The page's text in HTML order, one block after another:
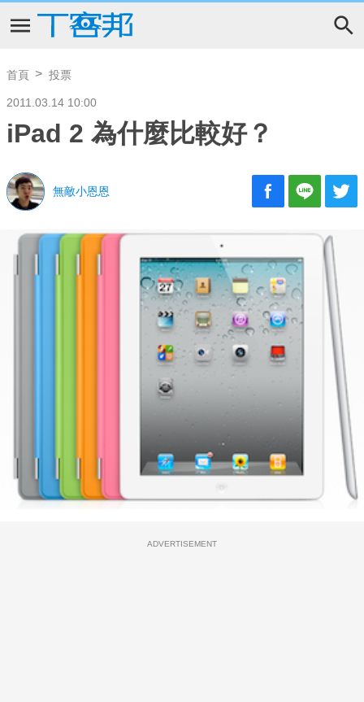
首頁 投票
2011.03.14 10:00
iPad 2 為什麼比較好？
無敵小恩恩
ADVERTISEMENT